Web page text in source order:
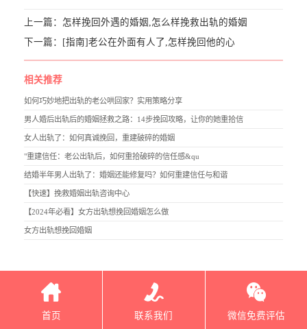
上一篇： 怎样挽回外遇的婚姻,怎么样挽救出轨的婚姻
下一篇：
[指南]老公在外面有人了,怎样挽回他的心
相关推荐
如何巧妙地把出轨的老公哄回家？实用策略分享
男人婚后出轨后的婚姻拯救之路：14步挽回攻略，让你的她重拾信
女人出轨了：如何真诚挽回，重建破碎的婚姻
"重建信任：老公出轨后，如何重拾破碎的信任感&qu
结婚半年男人出轨了：婚姻还能修复吗？如何重建信任与和谐
【快速】挽救婚姻出轨咨询中心
【2024年必看】女方出轨想挽回婚姻怎么做
女方出轨想挽回婚姻
首页 联系我们 微信免费评估